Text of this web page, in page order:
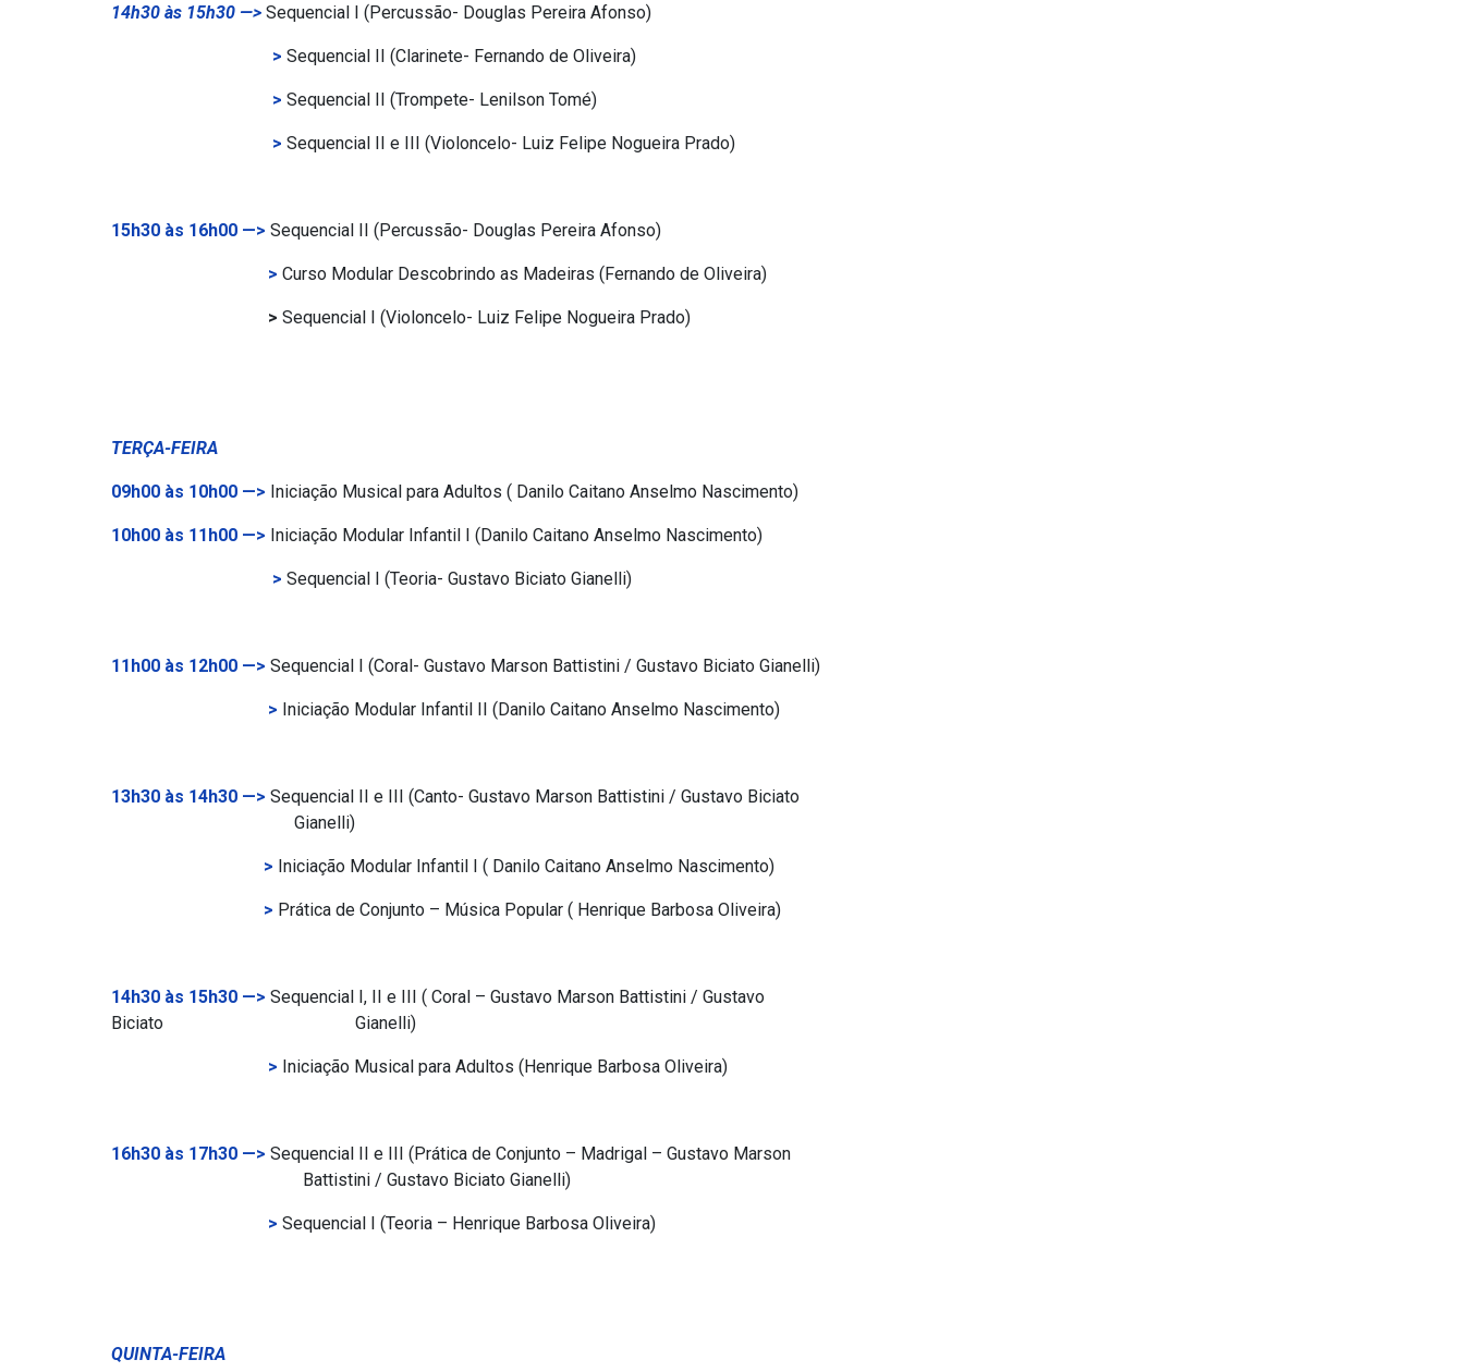
14h30 às 15h30 —> Sequencial I (Percussão- Douglas Pereira Afonso)
> Sequencial II (Clarinete- Fernando de Oliveira)
> Sequencial II (Trompete- Lenilson Tomé)
> Sequencial II e III (Violoncelo- Luiz Felipe Nogueira Prado)
15h30 às 16h00 —> Sequencial II (Percussão- Douglas Pereira Afonso)
> Curso Modular Descobrindo as Madeiras (Fernando de Oliveira)
> Sequencial I (Violoncelo- Luiz Felipe Nogueira Prado)
TERÇA-FEIRA
09h00 às 10h00 —> Iniciação Musical para Adultos ( Danilo Caitano Anselmo Nascimento)
10h00 às 11h00 —> Iniciação Modular Infantil I (Danilo Caitano Anselmo Nascimento)
> Sequencial I (Teoria- Gustavo Biciato Gianelli)
11h00 às 12h00 —> Sequencial I (Coral- Gustavo Marson Battistini / Gustavo Biciato Gianelli)
> Iniciação Modular Infantil II (Danilo Caitano Anselmo Nascimento)
13h30 às 14h30 —> Sequencial II e III (Canto- Gustavo Marson Battistini / Gustavo Biciato
Gianelli)
> Iniciação Modular Infantil I ( Danilo Caitano Anselmo Nascimento)
> Prática de Conjunto – Música Popular ( Henrique Barbosa Oliveira)
14h30 às 15h30 —> Sequencial I, II e III ( Coral – Gustavo Marson Battistini / Gustavo
Biciato Gianelli)
> Iniciação Musical para Adultos (Henrique Barbosa Oliveira)
16h30 às 17h30 —> Sequencial II e III (Prática de Conjunto – Madrigal – Gustavo Marson
Battistini / Gustavo Biciato Gianelli)
> Sequencial I (Teoria – Henrique Barbosa Oliveira)
QUINTA-FEIRA